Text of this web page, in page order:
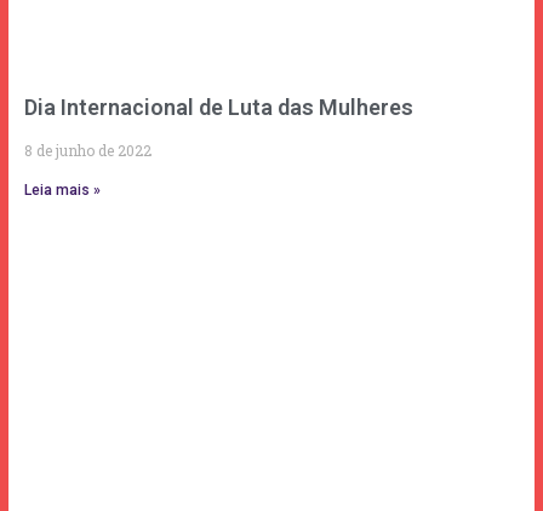
Dia Internacional de Luta das Mulheres
8 de junho de 2022
Leia mais »